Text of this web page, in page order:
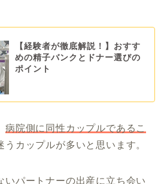
【経験者が徹底解説！】おすす
めの精子バンクとドナー選びの
ポイント
病院側に同性カップルであるこ
うカップルが多いと思います。
いパートナーの出産に立ち会い